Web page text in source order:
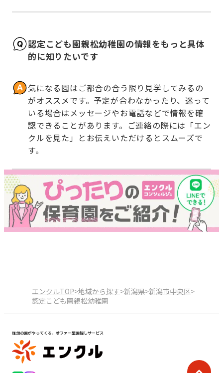
認定こども園親松幼稚園の情報をもっと具体
的に知りたいです
気になる園はご都合の合う限り見学してみるの
がオススメです。予定が合わなかったり、迷って
いる場合はメッセージやお電話などで情報を確
認できることがあります。ご連絡の際には「エン
クルを見た」とお伝えいただけるとスムーズで
す。
エンクルTOP>地域から探す>新潟県>新潟市中央区>
認定こども園親松幼稚園
理想の園がやってくる。オファー型園探しサービス